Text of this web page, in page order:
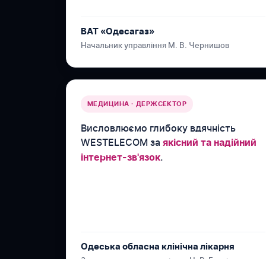
ВАТ «Одесагаз»
Начальник управління М. В. Чернишов
МЕДИЦИНА · ДЕРЖСЕКТОР
Висловлюємо глибоку вдячність
WESTELECOM за якісний та надійний
інтернет-зв'язок.
Одеська обласна клінічна лікарня